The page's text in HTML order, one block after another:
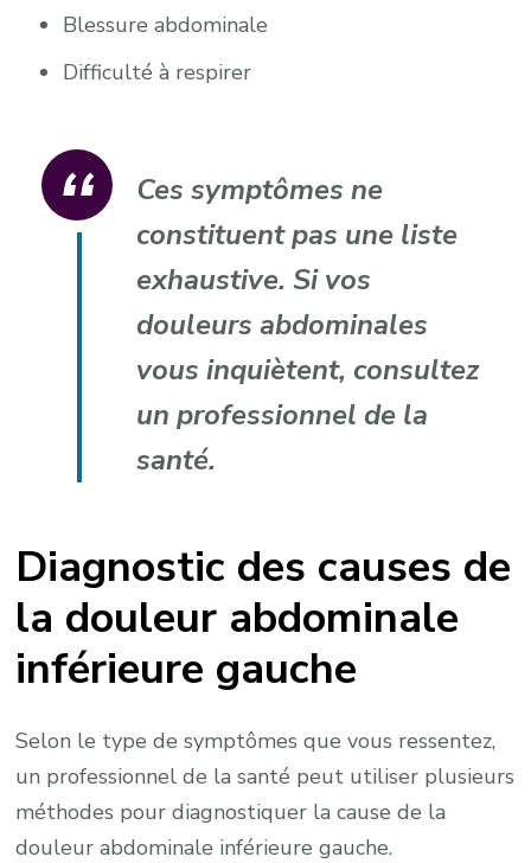
Blessure abdominale
Difficulté à respirer
Ces symptômes ne
constituent pas une liste
exhaustive. Si vos
douleurs abdominales
vous inquiètent, consultez
un professionnel de la
santé.
Diagnostic des causes de
la douleur abdominale
inférieure gauche
Selon le type de symptômes que vous ressentez,
un professionnel de la santé peut utiliser plusieurs
méthodes pour diagnostiquer la cause de la
douleur abdominale inférieure gauche.